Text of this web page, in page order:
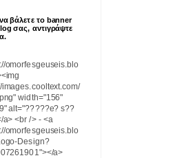
βάλετε το banner
σας, αντιγράψτε
omorfesgeuseis.blo
images.cooltext.com/
width="156"
alt="?????e? s??
a> <br /> - <a
omorfesgeuseis.blo
Design?
a>